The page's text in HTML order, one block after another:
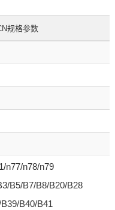
规格参数
n77/n78/n79
B5/B7/B8/B20/B28
B40/B41